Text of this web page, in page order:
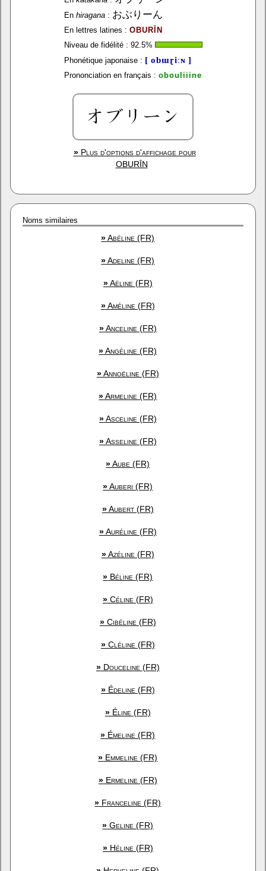
En hiragana: おぶりーん
En lettres latines : OBURĪN
Niveau de fidélité : 92.5%
Phonétique japonaise : [ obɯɽiːɴ ]
Prononciation en français : obouliiine
»Plus d'options d'affichage pour
OBURĪN
Noms similaires
»Abéline (FR)
»Adeline (FR)
»Aëline (FR)
»Améline (FR)
»Anceline (FR)
»Angéline (FR)
»Annoëline (FR)
»Armeline (FR)
»Asceline (FR)
»Asseline (FR)
»Aube (FR)
»Auberi (FR)
»Aubert (FR)
»Auréline (FR)
»Azéline (FR)
» Béline (FR)
»Céline (FR)
»Cibéline (FR)
»Cléline (FR)
»Douceline (FR)
»Édeline (FR)
»Éline (FR)
» Émeline (FR)
» Emmeline (FR)
»Ermeline (FR)
» Franceline (FR)
» Geline (FR)
»Héline (FR)